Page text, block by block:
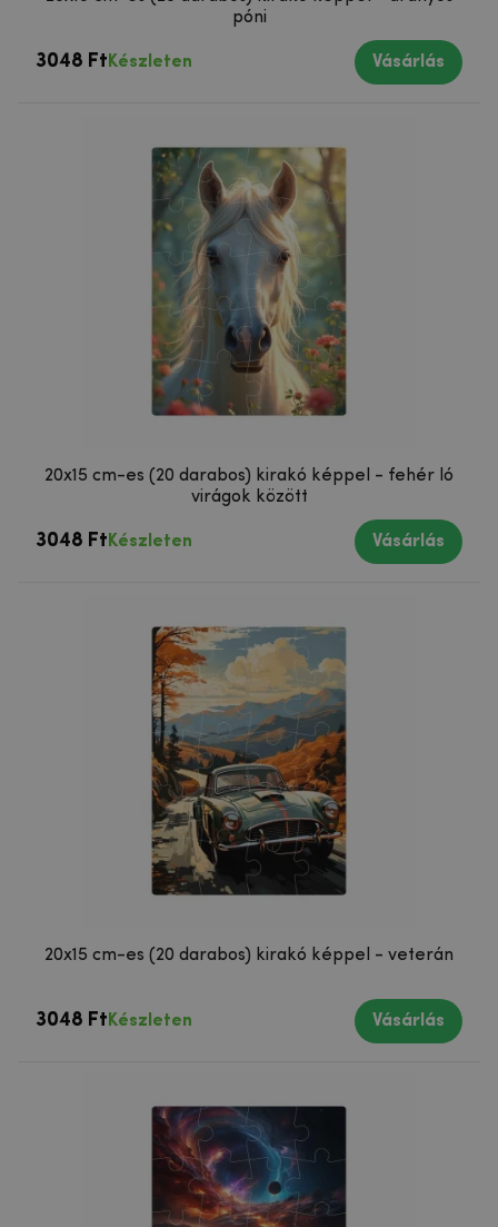
póni
3048 Ft Készleten Vásárlás
20x15 cm-es (20 darabos) kirakó képpel - fehér ló
virágok között
3048 Ft Készleten Vásárlás
20x15 cm-es (20 darabos) kirakó képpel - veterán
3048 Ft Készleten Vásárlás